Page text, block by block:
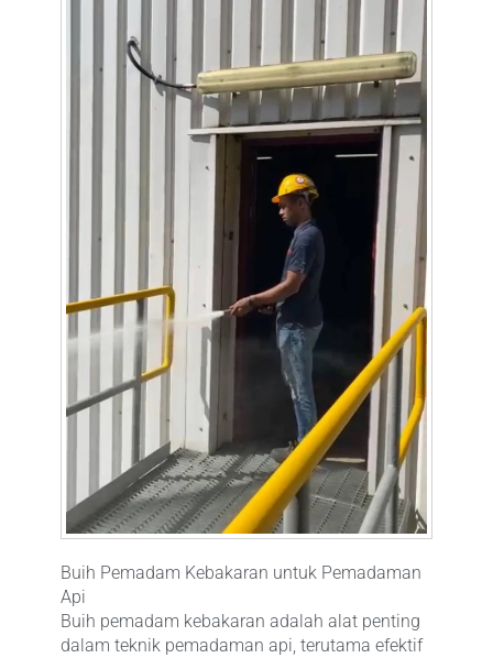
Buih Pemadam Kebakaran untuk Pemadaman
Api
Buih pemadam kebakaran adalah alat penting
dalam teknik pemadaman api, terutama efektif